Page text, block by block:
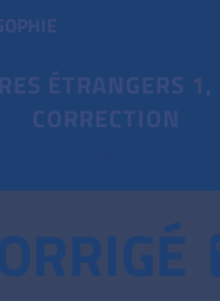
ÉTRANGERS 1,
CORRECTION